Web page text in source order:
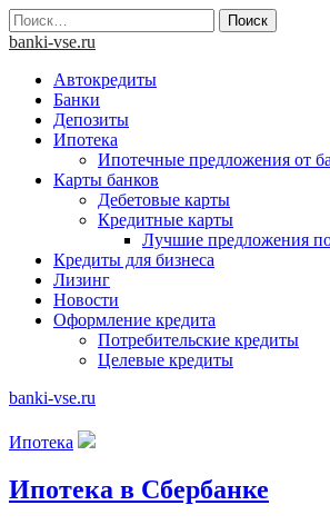
Skip
to
Найти:
banki-vse.ru
Автокредиты
Банки
Депозиты
Ипотека
Ипотечные предложения от
Карты банков
Дебетовые карты
Кредитные карты
Лучшие предложения
Кредиты для бизнеса
Лизинг
Новости
Оформление кредита
Потребительские кредиты
Целевые кредиты
banki-vse.ru
Ипотека
Ипотека в Сбербанке